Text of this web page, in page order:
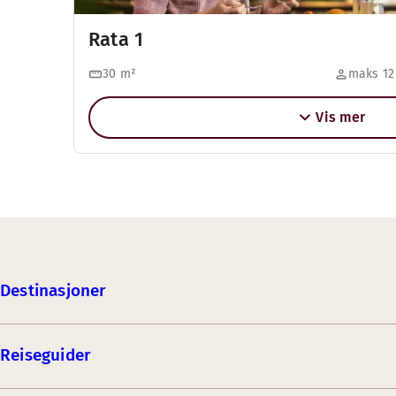
Rata 1
30 m² maks
Vis mer
Destinasjoner
Reiseguider